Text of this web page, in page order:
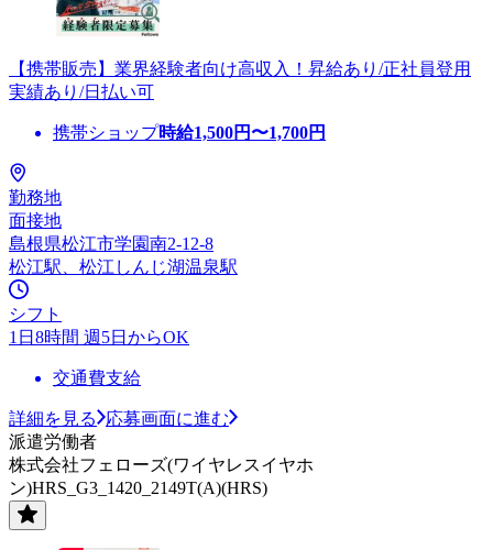
【携帯販売】業界経験者向け高収入！昇給あり/正社員登用
実績あり/日払い可
携帯ショップ時給1,500円〜1,700円
勤務地
面接地
島根県松江市学園南2-12-8
松江駅、松江しんじ湖温泉駅
シフト
1日8時間 週5日からOK
交通費支給
詳細を見る
応募画面に進む
派遣労働者
株式会社フェローズ(ワイヤレスイヤホ
ン)HRS_G3_1420_2149T(A)(HRS)